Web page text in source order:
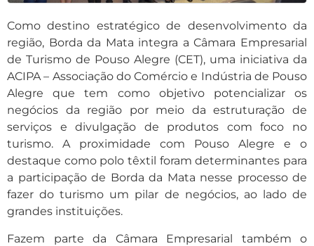
Como destino estratégico de desenvolvimento da
região, Borda da Mata integra a Câmara Empresarial
de Turismo de Pouso Alegre (CET), uma iniciativa da
ACIPA – Associação do Comércio e Indústria de Pouso
Alegre que tem como objetivo potencializar os
negócios da região por meio da estruturação de
serviços e divulgação de produtos com foco no
turismo. A proximidade com Pouso Alegre e o
destaque como polo têxtil foram determinantes para
a participação de Borda da Mata nesse processo de
fazer do turismo um pilar de negócios, ao lado de
grandes instituições.
Fazem parte da Câmara Empresarial também o